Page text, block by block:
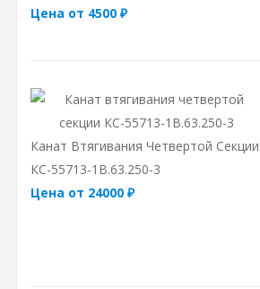
Цена от 4500 ₽
Канат Втягивания Четвертой Секции
КС-55713-1В.63.250-3
Цена от 24000 ₽